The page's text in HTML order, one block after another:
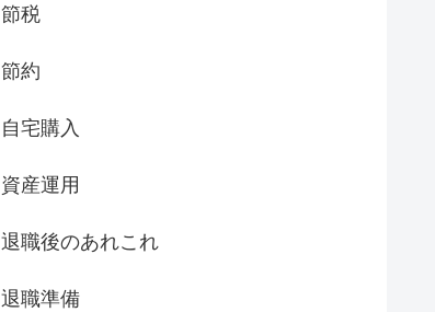
節税
節約
自宅購入
資産運用
退職後のあれこれ
退職準備